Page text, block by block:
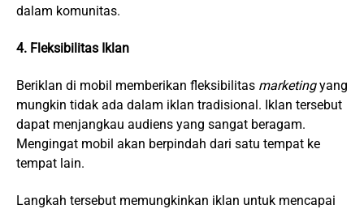
dalam komunitas.
4. Fleksibilitas Iklan
Beriklan di mobil memberikan fleksibilitas marketingyang
mungkin tidak ada dalam iklan tradisional. Iklan tersebut
dapat menjangkau audiens yang sangat beragam.
Mengingat mobil akan berpindah dari satu tempat ke
tempat lain.
Langkah tersebut memungkinkan iklan untuk mencapai